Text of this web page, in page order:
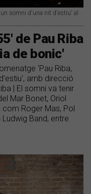
somni d'una nit d'estiu' al
de Pau Riba
de bonic'
'Pau Riba,
amb direcció
| El somni va tenir
Mar Bonet, Oriol
Roger Mas, Pol
Band, entre